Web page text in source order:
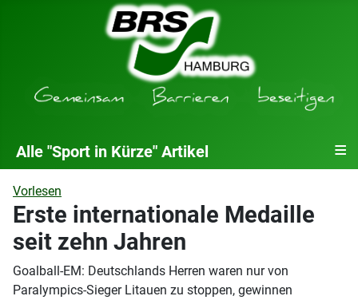
Alle "Sport in Kürze" Artikel ≡
Vorlesen
Erste internationale Medaille
seit zehn Jahren
Goalball-EM: Deutschlands Herren waren nur von
Paralympics-Sieger Litauen zu stoppen, gewinnen